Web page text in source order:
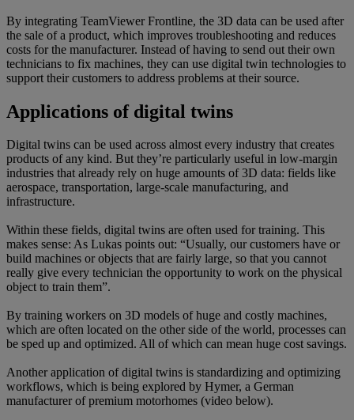
By integrating TeamViewer Frontline, the 3D data can be used after
the sale of a product, which improves troubleshooting and reduces
costs for the manufacturer. Instead of having to send out their own
technicians to fix machines, they can use digital twin technologies to
support their customers to address problems at their source.
Applications of digital twins
Digital twins can be used across almost every industry that creates
products of any kind. But they’re particularly useful in low-margin
industries that already rely on huge amounts of 3D data: fields like
aerospace, transportation, large-scale manufacturing, and
infrastructure.
Within these fields, digital twins are often used for training. This
makes sense: As Lukas points out: “Usually, our customers have or
build machines or objects that are fairly large, so that you cannot
really give every technician the opportunity to work on the physical
object to train them”.
By training workers on 3D models of huge and costly machines,
which are often located on the other side of the world, processes can
be sped up and optimized. All of which can mean huge cost savings.
Another application of digital twins is standardizing and optimizing
workflows, which is being explored by Hymer, a German
manufacturer of premium motorhomes (video below).